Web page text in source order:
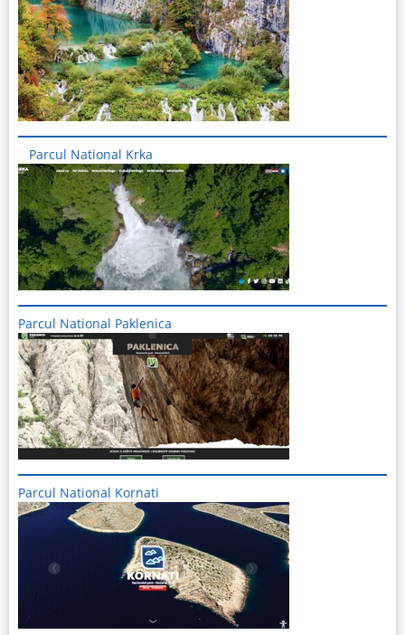
Imagine
Parcul National Krka
Imagine
Parcul National Paklenica
Imagine
Parcul National Kornati
Imagine